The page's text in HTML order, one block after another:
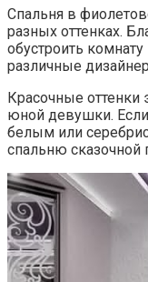
Спальня в
разных оттенках.
обустроить
различные
Красочные оттенки
юной девушки. Если
белым или
спальню сказочной